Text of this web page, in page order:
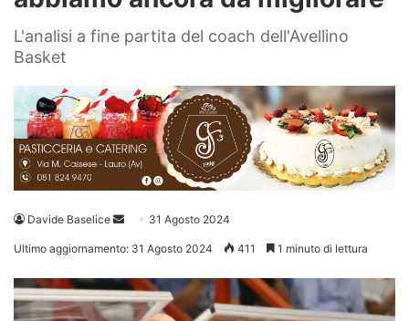
L'analisi a fine partita del coach dell'Avellino
Basket
Davide Baselice
Invia 31 Agosto 2024
Ultimo aggiornamento: 31 Agosto 2024 411 1 minuto di lettura